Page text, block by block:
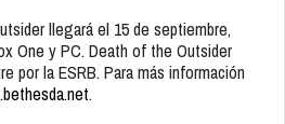
llegará el 15 de septiembre,
One y PC. Death of the Outsider
por la ESRB. Para más información
.